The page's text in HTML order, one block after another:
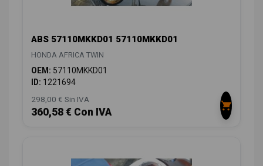
ABS 57110MKKD01 57110MKKD01
HONDA AFRICA TWIN
OEM: 57110MKKD01
ID: 1221694
298,00 € Sin IVA
360,58 € Con IVA